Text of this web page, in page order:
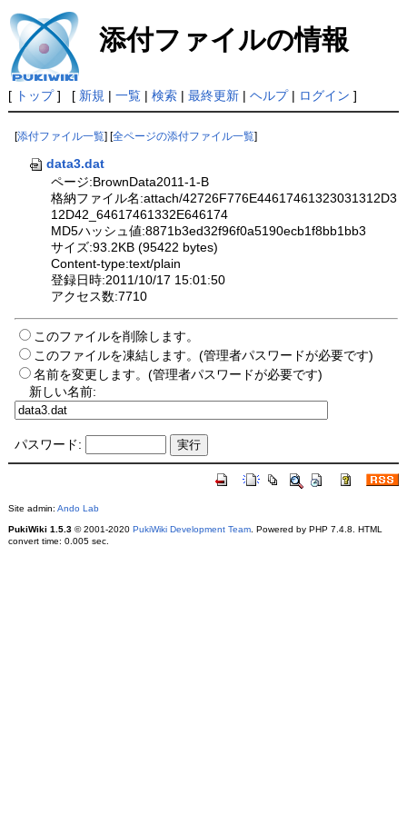
添付ファイルの情報
[ トップ] [ 新規 | 一覧| 検索| 最終更新| ヘルプ| ログイン ]
[添付ファイル一覧] [全ページの添付ファイル一覧]
data3.dat
ページ:BrownData2011-1-B
格納ファイル名:attach/42726F776E44617461323031312D3
12D42_64617461332E646174
MD5ハッシュ値:8871b3ed32f96f0a5190ecb1f8bb1bb3
サイズ:93.2KB (95422 bytes)
Content-type:text/plain
登録日時:2011/10/17 15:01:50
アクセス数:7710
このファイルを削除します。
このファイルを凍結します。(管理者パスワードが必要です)
名前を変更します。(管理者パスワードが必要です)
新しい名前:
パスワード:
Site admin: Ando Lab
PukiWiki 1.5.3© 2001-2020 PukiWiki Development Team. Powered by PHP 7.4.8. HTML
convert time: 0.005 sec.